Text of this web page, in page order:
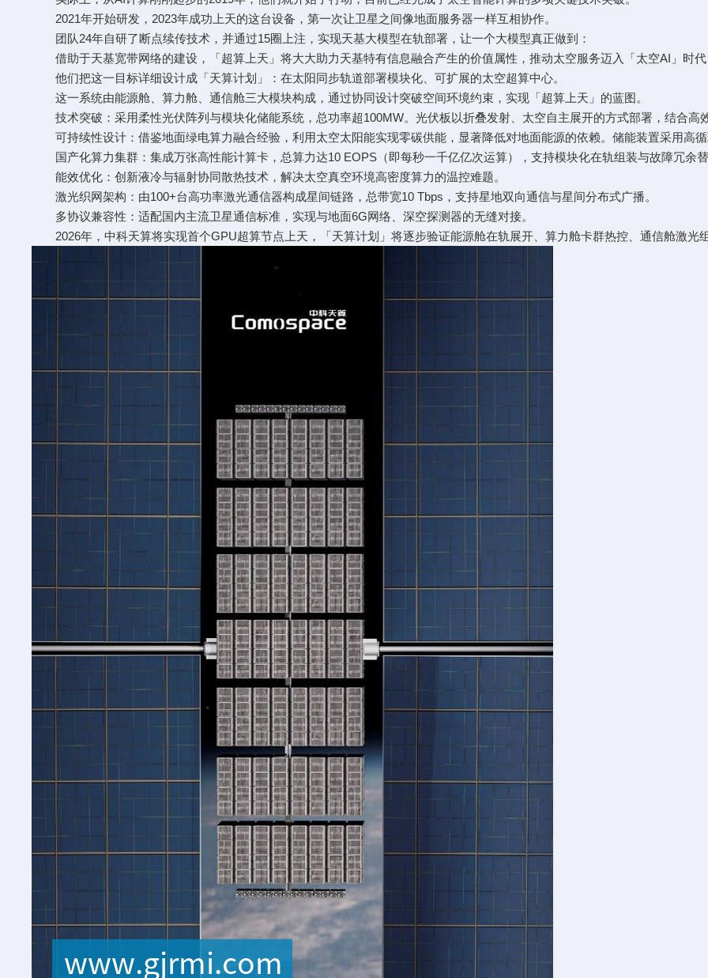
2021年开始研发，2023年成功上天的这台设备，第一次让卫星之间像地面服务器一样互相协作。
团队24年自研了断点续传技术，并通过15圈上注，实现天基大模型在轨部署，让一个大模型真正做到：
借助于天基宽带网络的建设，「超算上天」将大大助力天基特有信息融合产生的价值属性，推动太空服务迈入「太空AI」时
他们把这一目标详细设计成「天算计划」：在太阳同步轨道部署模块化、可扩展的太空超算中心。
这一系统由能源舱、算力舱、通信舱三大模块构成，通过协同设计突破空间环境约束，实现「超算上天」的蓝图。
技术突破：采用柔性光伏阵列与模块化储能系统，总功率超100MW。光伏板以折叠发射、太空自主展开的方式部署，结合高
可持续性设计：借鉴地面绿电算力融合经验，利用太空太阳能实现零碳供能，显著降低对地面能源的依赖。储能装置采用高
国产化算力集群：集成万张高性能计算卡，总算力达10 EOPS（即每秒一千亿亿次运算），支持模块化在轨组装与故障冗余
能效优化：创新液冷与辐射协同散热技术，解决太空真空环境高密度算力的温控难题。
激光织网架构：由100+台高功率激光通信器构成星间链路，总带宽10 Tbps，支持星地双向通信与星间分布式广播。
多协议兼容性：适配国内主流卫星通信标准，实现与地面6G网络、深空探测器的无缝对接。
2026年，中科天算将实现首个GPU超算节点上天，「天算计划」将逐步验证能源舱在轨展开、算力舱卡群热控、通信舱激光